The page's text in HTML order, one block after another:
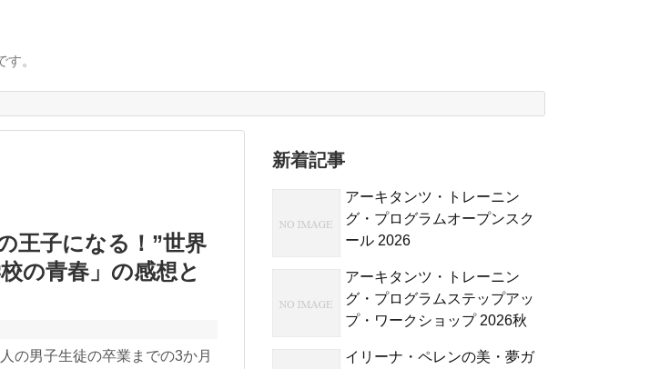
。
王子になる！”世界
の青春」の感想と
の男子生徒の卒業までの3か月
新着記事
アーキタンツ・トレーニン
グ・プログラムオープンスク
ール 2026
アーキタンツ・トレーニン
グ・プログラムステップアッ
プ・ワークショップ 2026秋
イリーナ・ペレンの美・夢ガ